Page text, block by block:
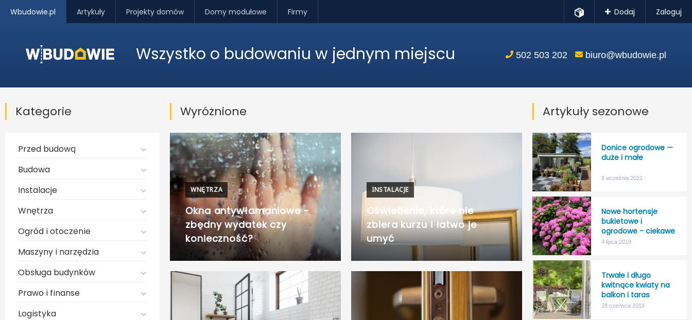
Wbudowie.pl Artykuły Projekty domów Domy modułowe Firmy Dodaj Zaloguj
Wszystko o budowaniu w jednym miejscu 502 503 202 biuro@wbudowie.pl
Kategorie
Przed budową
Budowa
Instalacje
Wnętrza
Ogród i otoczenie
Maszyny i narzędzia
Obsługa budynków
Prawo i finanse
Logistyka
Wyróżnione
WNĘTRZA
Okna antywłamaniowe -
zbędny wydatek czy
konieczność?
INSTALACJE
Oświetlenie, które nie
zbiera kurzu i łatwo je
umyć
Artykuły sezonowe
Donice ogrodowe —
duże i małe
8 września 2021
Nowe hortensje
bukietowe i
ogrodowe - ciekawe
kolory, większa
4 lipca 2019
Trwałe i długo
kwitnące kwiaty na
balkon i taras
28 czerwca 2019